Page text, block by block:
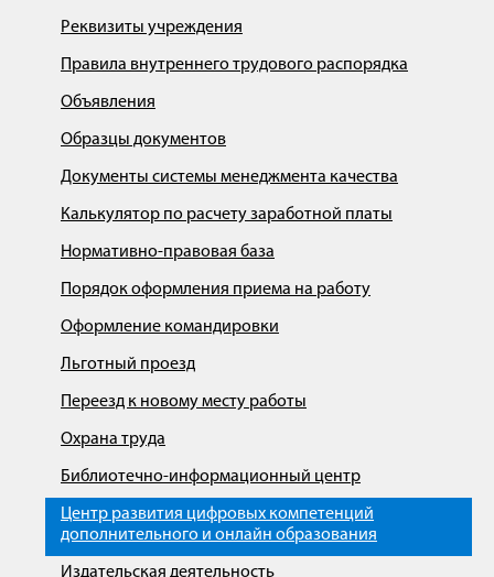
Реквизиты учреждения
Правила внутреннего трудового распорядка
Объявления
Образцы документов
Документы системы менеджмента качества
Калькулятор по расчету заработной платы
Нормативно-правовая база
Порядок оформления приема на работу
Оформление командировки
Льготный проезд
Переезд к новому месту работы
Охрана труда
Библиотечно-информационный центр
Центр развития цифровых компетенций
дополнительного и онлайн образования
Издательская деятельность